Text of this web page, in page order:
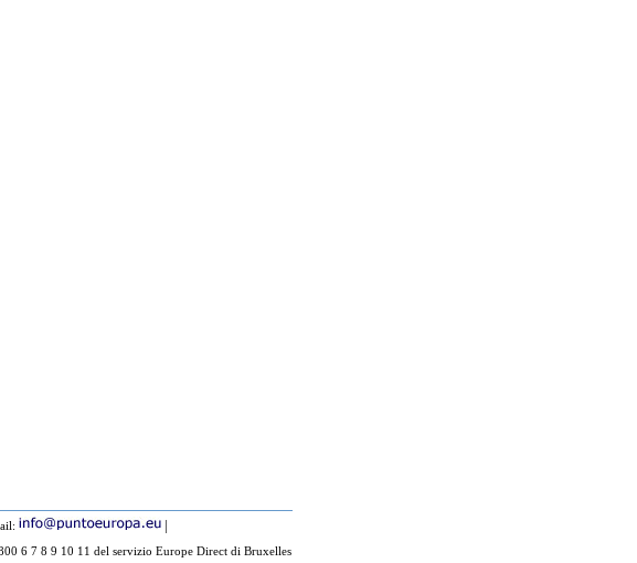
|
6 7 8 9 10 11 del servizio Europe Direct di Bruxelles